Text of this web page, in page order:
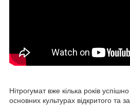
Нітрогумат вже кілька років
основних культурах відкритого та